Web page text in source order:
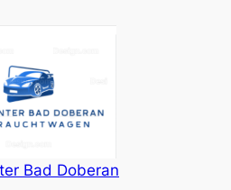
Bad Doberan